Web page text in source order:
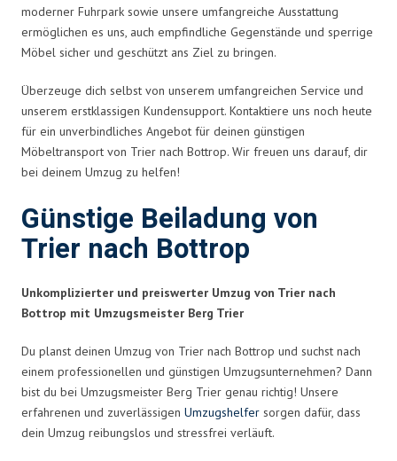
moderner Fuhrpark sowie unsere umfangreiche Ausstattung
ermöglichen es uns, auch empfindliche Gegenstände und sperrige
Möbel sicher und geschützt ans Ziel zu bringen.
Überzeuge dich selbst von unserem umfangreichen Service und
unserem erstklassigen Kundensupport. Kontaktiere uns noch heute
für ein unverbindliches Angebot für deinen günstigen
Möbeltransport von Trier nach Bottrop. Wir freuen uns darauf, dir
bei deinem Umzug zu helfen!
Günstige Beiladung von
Trier nach Bottrop
Unkomplizierter und preiswerter Umzug von Trier nach
Bottrop mit Umzugsmeister Berg Trier
Du planst deinen Umzug von Trier nach Bottrop und suchst nach
einem professionellen und günstigen Umzugsunternehmen? Dann
bist du bei Umzugsmeister Berg Trier genau richtig! Unsere
erfahrenen und zuverlässigen Umzugshelfer sorgen dafür, dass
dein Umzug reibungslos und stressfrei verläuft.